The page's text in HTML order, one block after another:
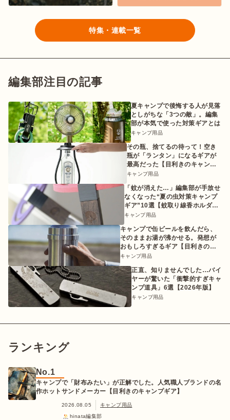
特集・連載一覧
編集部注目の記事
夏キャンプで後悔する人が見落
としがちな「3つの敵」。編集
部が本気で使った対策ギアとは
キャンプ用品
その瓶、捨てるの待って！空き
瓶が「ランタン」になるギアが
最高だった【目利きのキャンプ
ギア】
キャンプ用品
「蚊が消えた…」編集部が手放せ
なくなった“夏の虫対策キャンプ
ギア”10選【蚊取り線香ホルダー
etc.】
キャンプ用品
キャンプで缶ビールを飲んだら、
そのままお湯が沸かせる。発想が
おもしろすぎるギア【目利きのキ
ャンプギア】
キャンプ用品
正直、知りませんでした…バイ
ヤーが驚いた「衝撃的すぎキャ
ンプ道具」6選【2026年版】
キャンプ用品
ランキング
No.1
キャンプで「財布みたい」が正解でした。人気職人ブランドの名
作ホットサンドメーカー【目利きのキャンプギア】
2026.08.05
キャンプ用品
hinata編集部